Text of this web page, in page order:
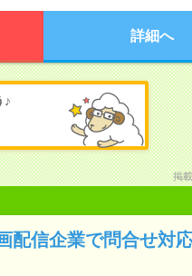
詳細へ
♪
掲
配信企業で問合せ対